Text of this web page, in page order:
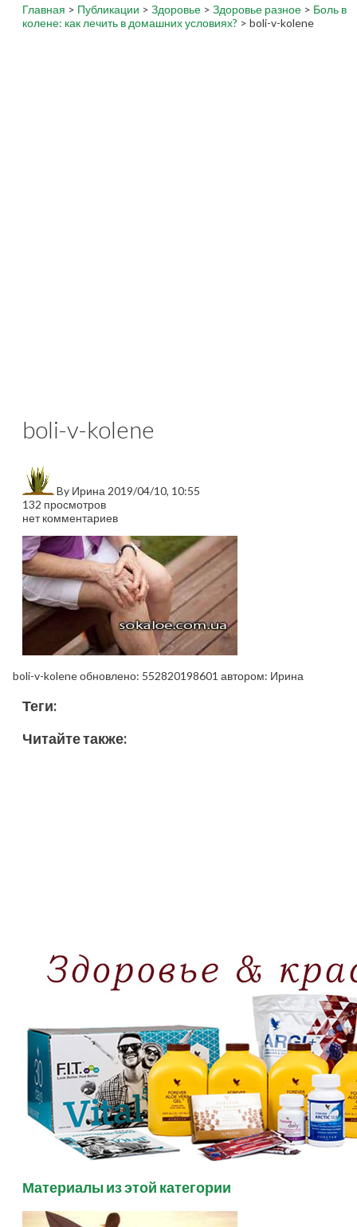
Главная > Публикации > Здоровье > Здоровье разное > Боль в
колене: как лечить в домашних условиях? > boli-v-kolene
boli-v-kolene
By Ирина 2019/04/10, 10:55
132 просмотров
нет комментариев
boli-v-koleneобновлено: 552820198601 автором: Ирина
Теги:
Читайте также:
Материалы из этой категории